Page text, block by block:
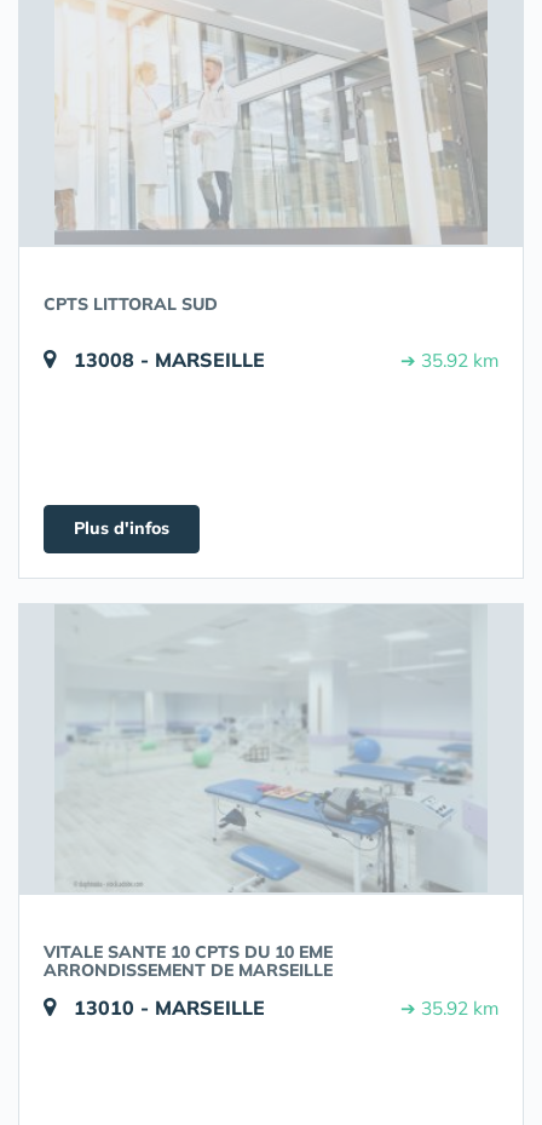
CPTS LITTORAL SUD
13008 - MARSEILLE ➔ 35.92 km
Plus d'infos
VITALE SANTE 10 CPTS DU 10 EME
ARRONDISSEMENT DE MARSEILLE
13010 - MARSEILLE ➔ 35.92 km